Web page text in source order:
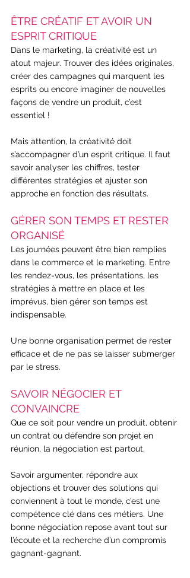
ÊTRE CRÉATIF ET AVOIR UN
ESPRIT CRITIQUE
Dans le marketing, la créativité est un
atout majeur. Trouver des idées originales,
créer des campagnes qui marquent les
esprits ou encore imaginer de nouvelles
façons de vendre un produit, c’est
essentiel !
Mais attention, la créativité doit
s’accompagner d’un esprit critique. Il faut
savoir analyser les chiffres, tester
différentes stratégies et ajuster son
approche en fonction des résultats.
GÉRER SON TEMPS ET RESTER
ORGANISÉ
Les journées peuvent être bien remplies
dans le commerce et le marketing. Entre
les rendez-vous, les présentations, les
stratégies à mettre en place et les
imprévus, bien gérer son temps est
indispensable.
Une bonne organisation permet de rester
efficace et de ne pas se laisser submerger
par le stress.
SAVOIR NÉGOCIER ET
CONVAINCRE
Que ce soit pour vendre un produit, obtenir
un contrat ou défendre son projet en
réunion, la négociation est partout.
Savoir argumenter, répondre aux
objections et trouver des solutions qui
conviennent à tout le monde, c’est une
compétence clé dans ces métiers. Une
bonne négociation repose avant tout sur
l’écoute et la recherche d’un compromis
gagnant-gagnant.